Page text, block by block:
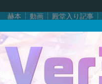
赫本 動画 殿堂入り記事